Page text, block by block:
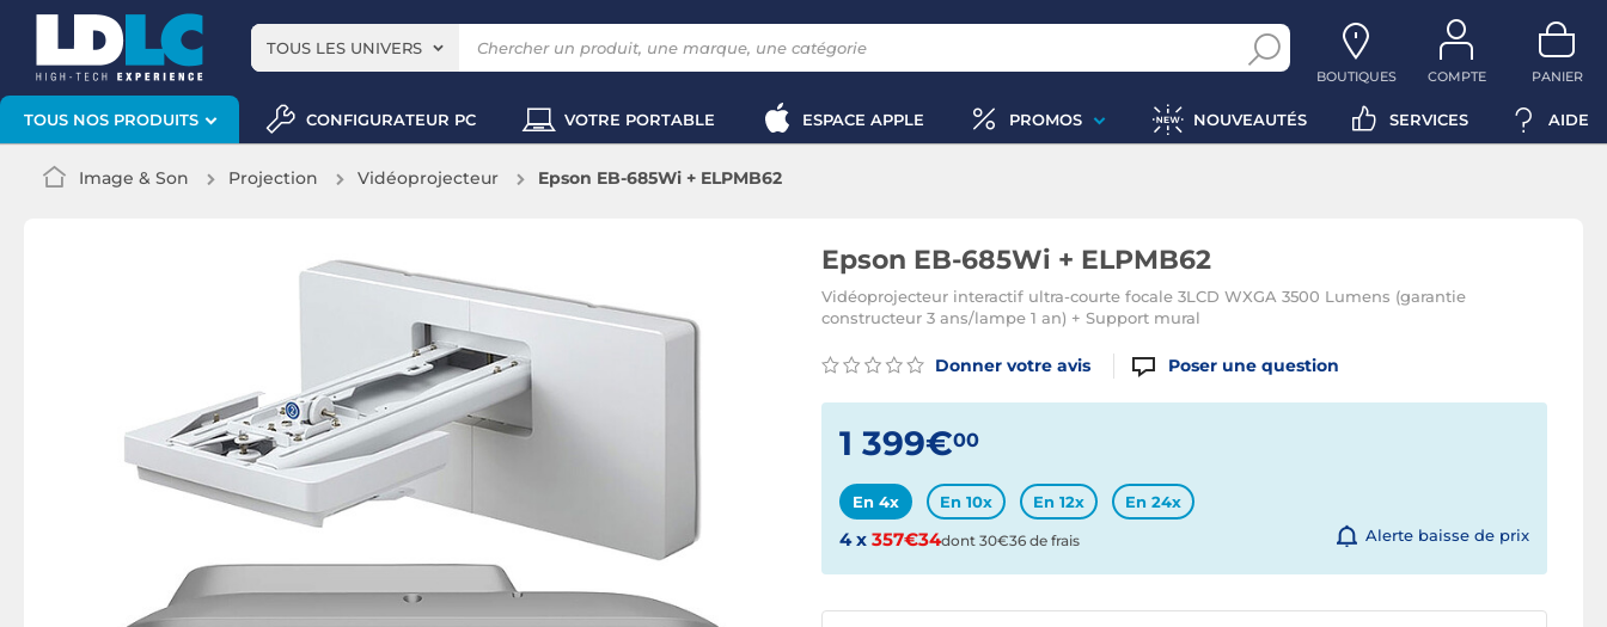
TOUS LES UNIVERS
BOUTIQUES COMPTE PANIER
TOUS NOS PRODUITS CONFIGURATEUR PC VOTRE PORTABLE ESPACE APPLE PROMOS NOUVEAUTÉS SERVICES AIDE
Image & Son Projection Vidéoprojecteur Epson EB-685Wi + ELPMB62
Epson EB-685Wi + ELPMB62
Vidéoprojecteur interactif ultra-courte focale 3LCD WXGA 3500 Lumens (garantie
constructeur 3 ans/lampe 1 an) + Support mural
Donner votre avis Poser une question
1 399€00
En 4x En 10x En 12x En 24x
4 x 357€34dont 30€36 de frais Alerte baisse de prix